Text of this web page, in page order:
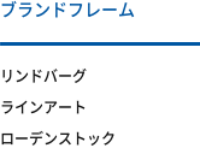
ブランドフレーム
リンドバーグ
ラインアート
ローデンストック